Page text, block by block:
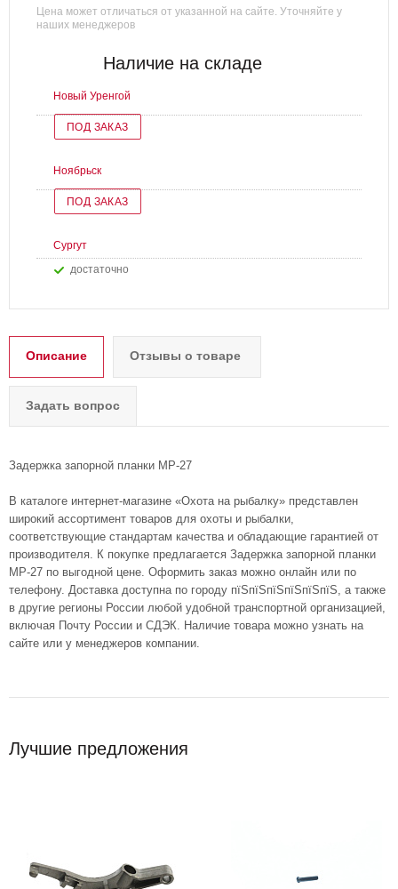
Цена может отличаться от указанной на сайте. Уточняйте у
наших менеджеров
Наличие на складе
Новый Уренгой
ПОД ЗАКАЗ
Ноябрьск
ПОД ЗАКАЗ
Сургут
Достаточно
Описание Отзывы о товаре
Задать вопрос
Задержка запорной планки МР-27
В каталоге интернет-магазине «Охота на рыбалку» представлен
широкий ассортимент товаров для охоты и рыбалки,
соответствующие стандартам качества и обладающие гарантией от
производителя. К покупке предлагается Задержка запорной планки
МР-27 по выгодной цене. Оформить заказ можно онлайн или по
телефону. Доставка доступна по городу пїЅпїЅпїЅпїЅпїЅпїЅ, а также
в другие регионы России любой удобной транспортной организацией,
включая Почту России и СДЭК. Наличие товара можно узнать на
сайте или у менеджеров компании.
Лучшие предложения